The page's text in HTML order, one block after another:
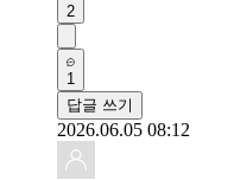
2
1
답글 쓰기
2026.06.05 08:12